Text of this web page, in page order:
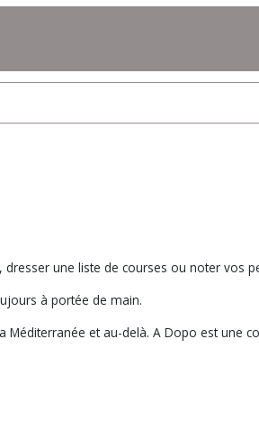
une liste de courses ou noter vos
à portée de main.
et au-delà. A Dopo est une